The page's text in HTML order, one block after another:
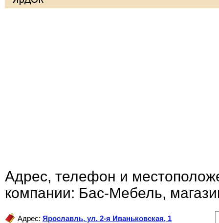
Адрес, телефон и
компании: Бас-Мебель,
Адрес: Ярославль, ул. 2-я Иваньковская, 1